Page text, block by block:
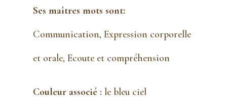
Ses maîtres mots sont:
Communication, Expression corporelle
et orale, Ecoute et compréhension
Couleur associé :le bleu ciel